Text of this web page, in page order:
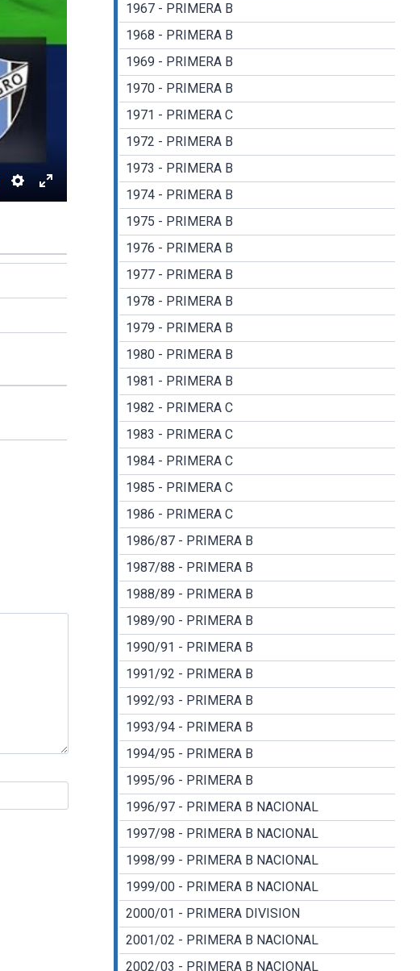
Settings
Enter
1967 - PRIMERA B
1968 - PRIMERA B
1969 - PRIMERA B
1970 - PRIMERA B
1971 - PRIMERA C
1972 - PRIMERA B
1973 - PRIMERA B
1974 - PRIMERA B
1975 - PRIMERA B
1976 - PRIMERA B
1977 - PRIMERA B
1978 - PRIMERA B
1979 - PRIMERA B
1980 - PRIMERA B
1981 - PRIMERA B
1982 - PRIMERA C
1983 - PRIMERA C
1984 - PRIMERA C
1985 - PRIMERA C
1986 - PRIMERA C
1986/87 - PRIMERA B
1987/88 - PRIMERA B
1988/89 - PRIMERA B
1989/90 - PRIMERA B
1990/91 - PRIMERA B
1991/92 - PRIMERA B
1992/93 - PRIMERA B
1993/94 - PRIMERA B
1994/95 - PRIMERA B
1995/96 - PRIMERA B
1996/97 - PRIMERA B NACIONAL
1997/98 - PRIMERA B NACIONAL
1998/99 - PRIMERA B NACIONAL
1999/00 - PRIMERA B NACIONAL
2000/01 - PRIMERA DIVISION
2001/02 - PRIMERA B NACIONAL
2002/03 - PRIMERA B NACIONAL